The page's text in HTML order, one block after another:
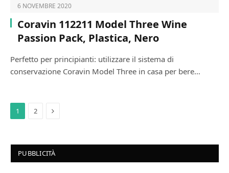
6 NOVEMBRE 2020
Coravin 112211 Model Three Wine
Passion Pack, Plastica, Nero
Perfetto per principianti: utilizzare il sistema di
conservazione Coravin Model Three in casa per bere…
1 2 Next
PUBBLICITÀ